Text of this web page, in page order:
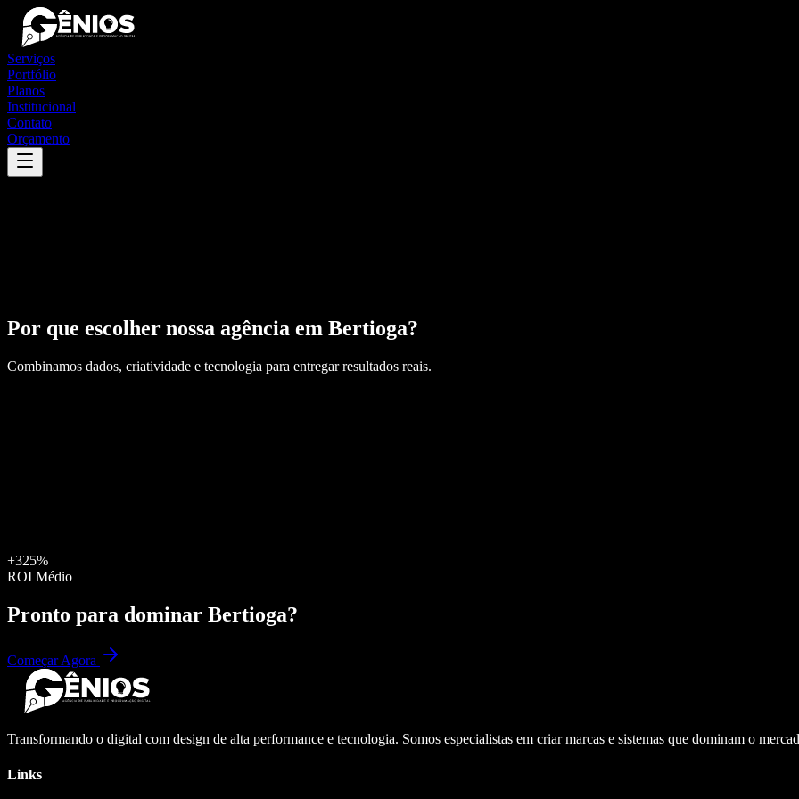
Serviços
Portfólio
Planos
Institucional
Contato
Orçamento
Por que escolher nossa agência em Bertioga?
Combinamos dados, criatividade e tecnologia para entregar resultados reais.
+325%
ROI Médio
Pronto para dominar Bertioga?
Começar Agora
Transformando o digital com design de alta performance e tecnologia. Somos especialistas em criar marcas e sistemas que dominam o
Links